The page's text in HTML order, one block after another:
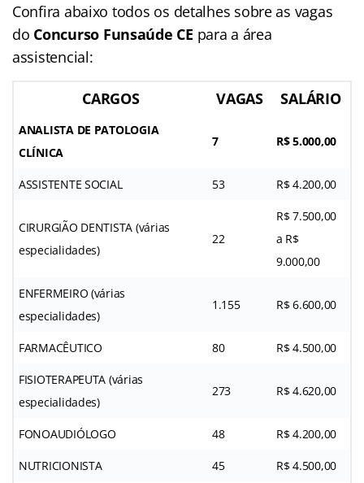
Confira abaixo todos os detalhes sobre as vagas
do Concurso Funsaúde CE para a área
assistencial:
CARGOS VAGAS SALÁRIO
ANALISTA DE PATOLOGIA
CLÍNICA
7 R$ 5.000,00
ASSISTENTE SOCIAL 53 R$ 4.200,00
CIRURGIÃO DENTISTA (várias
especialidades)
22
R$ 7.500,00
a R$
9.000,00
ENFERMEIRO (várias
especialidades)
1.155 R$ 6.600,00
FARMACÊUTICO 80 R$ 4.500,00
FISIOTERAPEUTA (várias
especialidades)
273 R$ 4.620,00
FONOAUDIÓLOGO 48 R$ 4.200,00
NUTRICIONISTA 45 R$ 4.500,00